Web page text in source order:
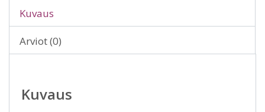
Kuvaus
Arviot (0)
Kuvaus